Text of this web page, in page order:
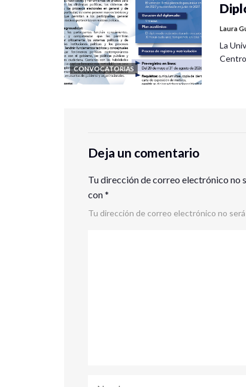
CONVOCATORIAS
Laura
La
Deja un comentario
Tu dirección de correo electrónico no
con*
Tu dirección de correo electrónico no